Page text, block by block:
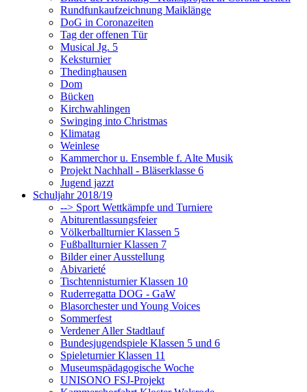
Rundfunkaufzeichnung Maiklänge
DoG in Coronazeiten
Tag der offenen Tür
Musical Jg. 5
Keksturnier
Thedinghausen
Dom
Bücken
Kirchwahlingen
Swinging into Christmas
Klimatag
Weinlese
Kammerchor u. Ensemble f. Alte Musik
Projekt Nachhall - Bläserklasse 6
Jugend jazzt
Schuljahr 2018/19
--> Sport Wettkämpfe und Turniere
Abiturentlassungsfeier
Völkerballturnier Klassen 5
Fußballturnier Klassen 7
Bilder einer Ausstellung
Abivarieté
Tischtennisturnier Klassen 10
Ruderregatta DOG - GaW
Blasorchester und Young Voices
Sommerfest
Verdener Aller Stadtlauf
Bundesjugendspiele Klassen 5 und 6
Spieleturnier Klassen 11
Museumspädagogische Woche
UNISONO FSJ-Projekt